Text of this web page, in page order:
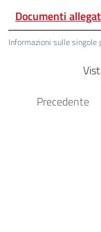
Informazioni sulle singole
Documenti
Precedente